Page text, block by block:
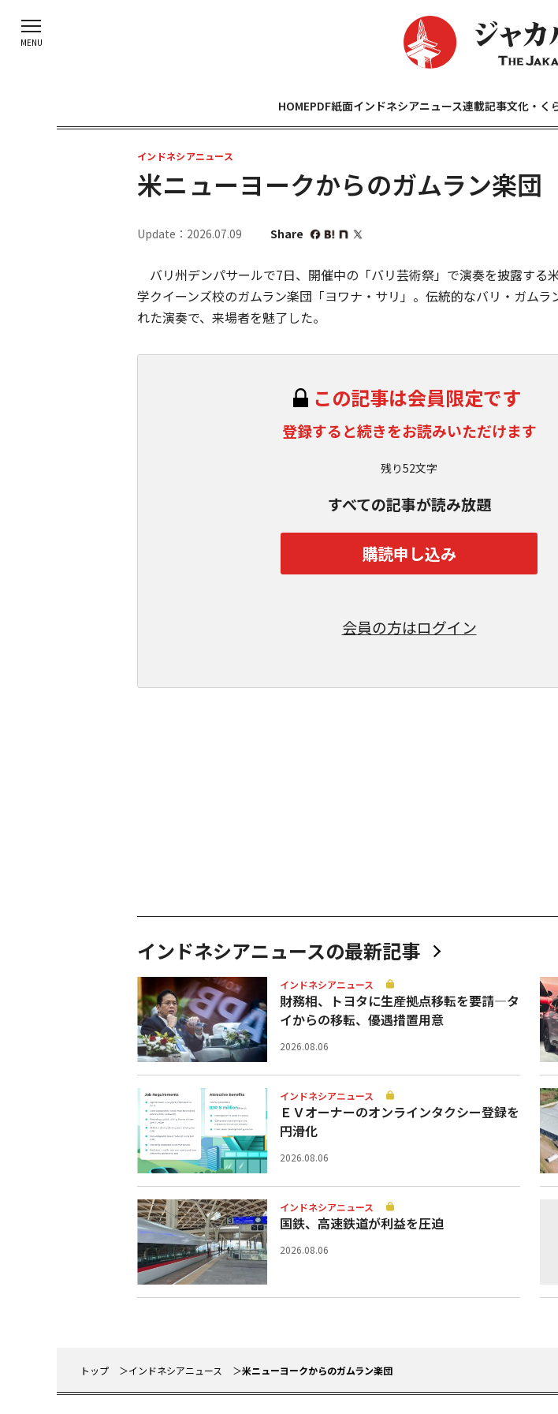
HOMEPDF紙面インドネシアニュース連載記事文化・く
インドネシアニュース
米ニューヨークからのガムラン楽団
Update：2026.07.09 Share
バリ州デンパサールで7日、開催中の「バリ芸術祭」で演奏を披露する
学クイーンズ校のガムラン楽団「ヨワナ・サリ」。伝統的なバリ・ガムラ
れた演奏で、来場者を魅了した。
この記事は会員限定です
登録すると続きをお読みいただけます
残り52文字
すべての記事が読み放題
購読申し込み
会員の方はログイン
インドネシアニュースの最新記事
インドネシアニュース
財務相、トヨタに生産拠点移転を要請—タ
イからの移転、優遇措置用意
2026.08.06
インドネシアニュース
ＥＶオーナーのオンラインタクシー登録を
円滑化
2026.08.06
インドネシアニュース
国鉄、高速鉄道が利益を圧迫
2026.08.06
トップ インドネシアニュース 米ニューヨークからのガムラン楽団